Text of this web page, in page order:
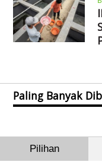
Paling Banyak
Pilihan